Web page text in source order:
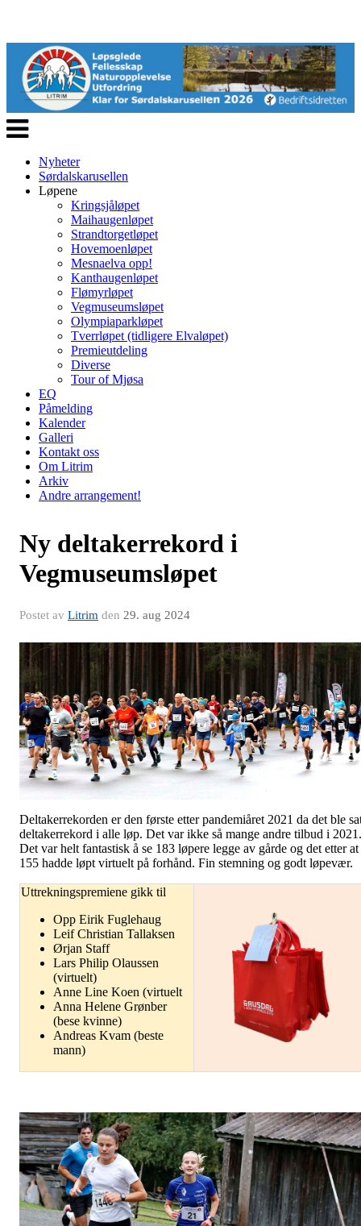
Veksle
navigasjon
Nyheter
Sørdalskarusellen
Løpene
Kringsjåløpet
Maihaugenløpet
Strandtorgetløpet
Hovemoenløpet
Mesnaelva opp!
Kanthaugenløpet
Flømyrløpet
Vegmuseumsløpet
Olympiaparkløpet
Tverrløpet (tidligere Elvaløpet)
Premieutdeling
Diverse
Tour of Mjøsa
EQ
Påmelding
Kalender
Galleri
Kontakt oss
Om Litrim
Arkiv
Andre arrangement!
Ny deltakerrekord i
Vegmuseumsløpet
Postet av Litrim den 29. aug 2024
Deltakerrekorden er den første etter pandemiåret 2021 da det ble
deltakerrekord i alle løp. Det var ikke så mange andre tilbud i 2021.
Det var helt fantastisk å se 183 løpere legge av gårde og det etter at
155 hadde løpt virtuelt på forhånd. Fin stemning og godt løpevær.
Uttrekningspremiene gikk til
Opp Eirik Fuglehaug
Leif Christian Tallaksen
Ørjan Staff
Lars Philip Olaussen
(virtuelt)
Anne Line Koen (virtuelt
Anna Helene Grønber
(bese kvinne)
Andreas Kvam (beste
mann)